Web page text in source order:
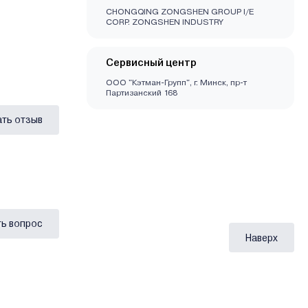
отзыв
вопрос
CHONGQING ZONGSHEN GROUP I/E
CORP. ZONGSHEN INDUSTRY
Сервисный центр
ООО "Кэтман-Групп", г. Минск, пр-т
Партизанский 168